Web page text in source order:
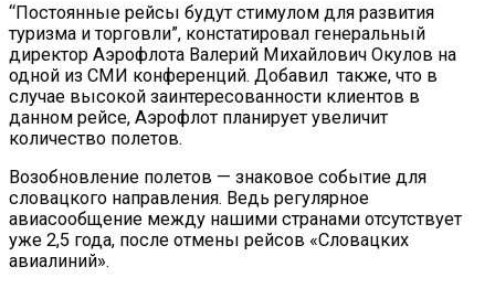
“Постоянные рейсы будут стимулом для развития
туризма и торговли”, констатировал генеральный
директор Аэрофлота Валерий Михайлович Окулов на
одной из СМИ конференций. Добавил также, что в
случае высокой заинтересованности клиентов в
данном рейсе, Аэрофлот планирует увеличит
количество полетов.
Возобновление полетов — знаковое событие для
словацкого направления. Ведь регулярное
авиасообщение между нашими странами отсутствует
уже 2,5 года, после отмены рейсов «Словацких
авиалиний».